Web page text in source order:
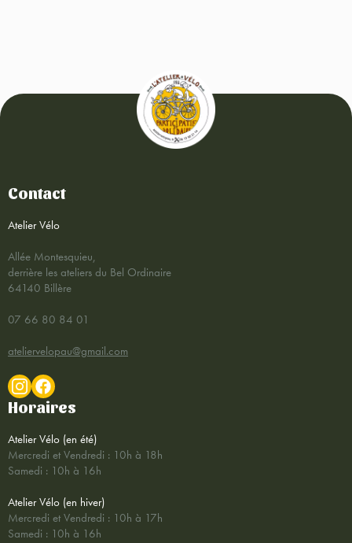
Contact
Atelier Vélo
Allée Montesquieu,
derrière les ateliers du Bel Ordinaire
64140 Billère
07 66 80 84 01
ateliervelopau@gmail.com
Horaires
Atelier Vélo (en été)
Mercredi et Vendredi : 10h à 18h
Samedi : 10h à 16h
Atelier Vélo (en hiver)
Mercredi et Vendredi : 10h à 17h
Samedi : 10h à 16h